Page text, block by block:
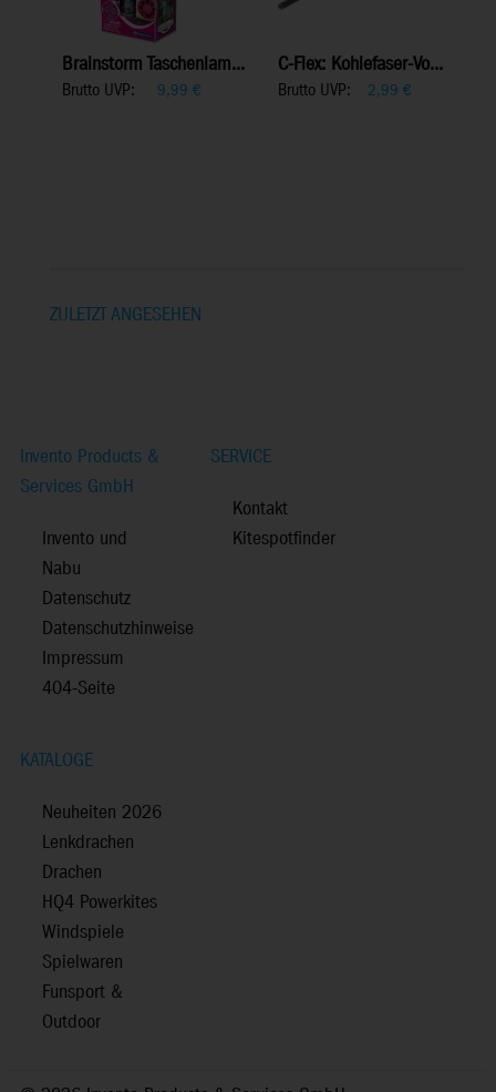
Brainstorm Taschenlam...
Brutto UVP: 9,99 €
C-Flex: Kohlefaser-Vo...
Brutto UVP: 2,99 €
ZULETZT ANGESEHEN
Invento Products &
Services GmbH
Invento und
Nabu
Datenschutz
Datenschutzhinweise
Impressum
404-Seite
SERVICE
Kontakt
Kitespotfinder
KATALOGE
Neuheiten 2026
Lenkdrachen
Drachen
HQ4 Powerkites
Windspiele
Spielwaren
Funsport &
Outdoor